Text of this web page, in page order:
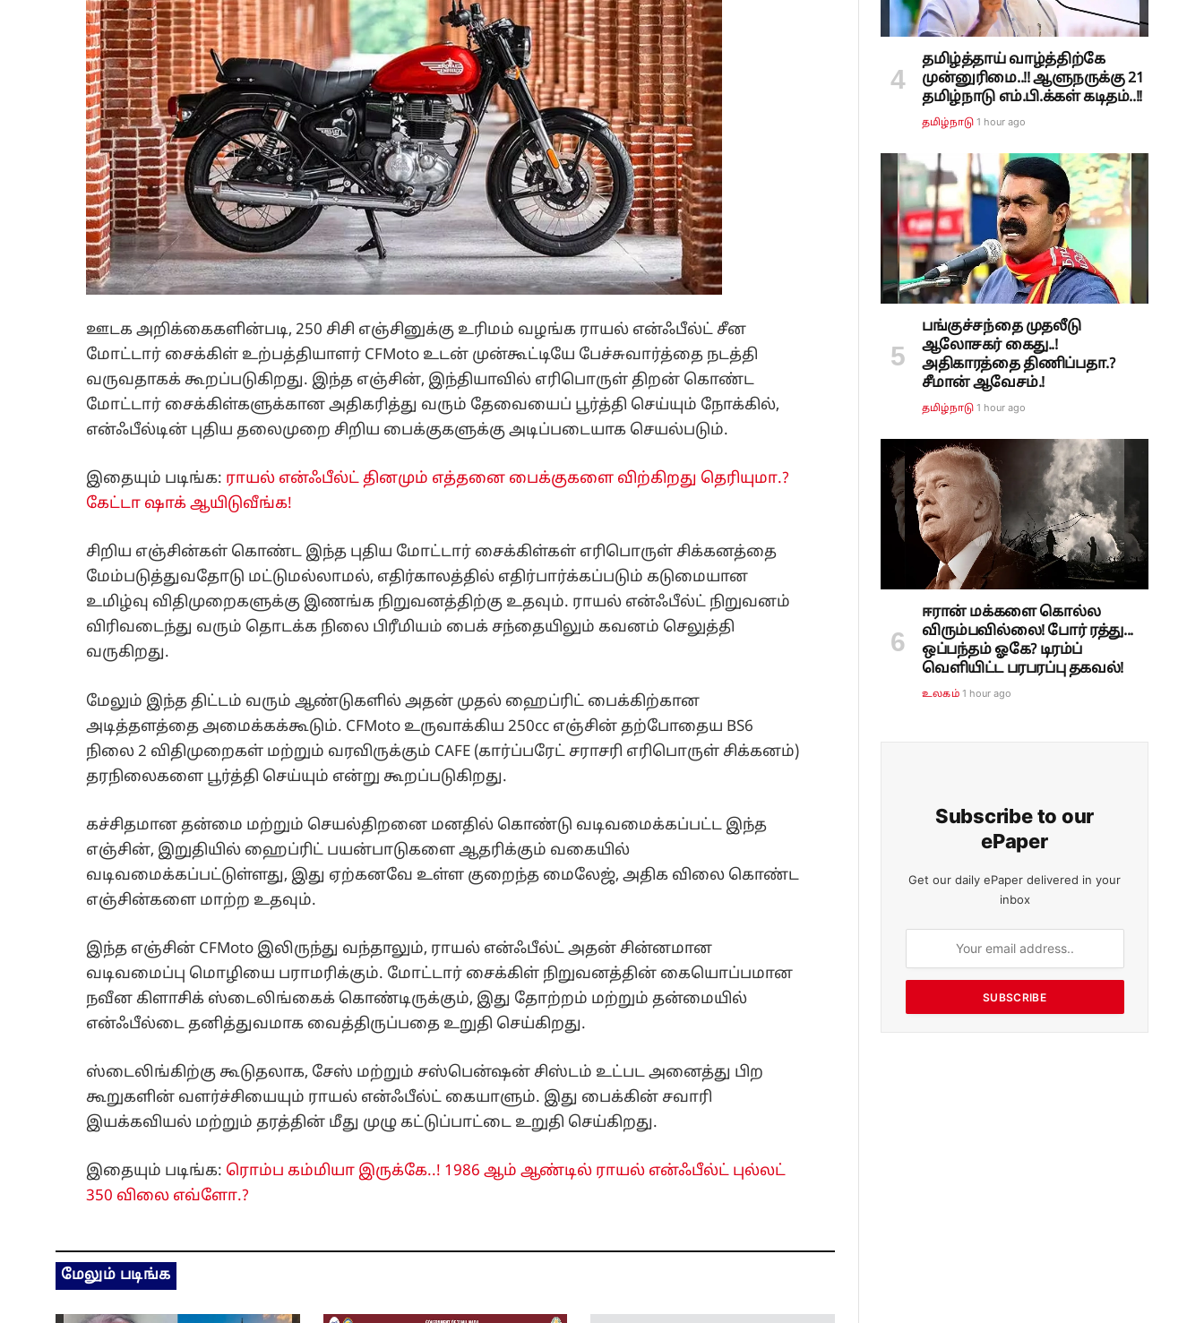
ஊடக அறிக்கைகளின்படி, 250 சிசி எஞ்சினுக்கு உரிமம் வழங்க ராயல் என்ஃபீல்ட் சீன
மோட்டார் சைக்கிள் உற்பத்தியாளர் CFMoto உடன் முன்கூட்டியே பேச்சுவார்த்தை நடத்தி
வருவதாகக் கூறப்படுகிறது. இந்த எஞ்சின், இந்தியாவில் எரிபொருள் திறன் கொண்ட
மோட்டார் சைக்கிள்களுக்கான அதிகரித்து வரும் தேவையைப் பூர்த்தி செய்யும் நோக்கில்,
என்ஃபீல்டின் புதிய தலைமுறை சிறிய பைக்குகளுக்கு அடிப்படையாக செயல்படும்.
இதையும் படிங்க: ராயல் என்ஃபீல்ட் தினமும் எத்தனை பைக்குகளை விற்கிறது தெரியுமா.?
கேட்டா ஷாக் ஆயிடுவீங்க!
சிறிய எஞ்சின்கள் கொண்ட இந்த புதிய மோட்டார் சைக்கிள்கள் எரிபொருள் சிக்கனத்தை
மேம்படுத்துவதோடு மட்டுமல்லாமல், எதிர்காலத்தில் எதிர்பார்க்கப்படும் கடுமையான
உமிழ்வு விதிமுறைகளுக்கு இணங்க நிறுவனத்திற்கு உதவும். ராயல் என்ஃபீல்ட் நிறுவனம்
விரிவடைந்து வரும் தொடக்க நிலை பிரீமியம் பைக் சந்தையிலும் கவனம் செலுத்தி
வருகிறது.
மேலும் இந்த திட்டம் வரும் ஆண்டுகளில் அதன் முதல் ஹைப்ரிட் பைக்கிற்கான
அடித்தளத்தை அமைக்கக்கூடும். CFMoto உருவாக்கிய 250cc எஞ்சின் தற்போதைய BS6
நிலை 2 விதிமுறைகள் மற்றும் வரவிருக்கும் CAFE (கார்ப்பரேட் சராசரி எரிபொருள் சிக்கனம்)
தரநிலைகளை பூர்த்தி செய்யும் என்று கூறப்படுகிறது.
கச்சிதமான தன்மை மற்றும் செயல்திறனை மனதில் கொண்டு வடிவமைக்கப்பட்ட இந்த
எஞ்சின், இறுதியில் ஹைப்ரிட் பயன்பாடுகளை ஆதரிக்கும் வகையில்
வடிவமைக்கப்பட்டுள்ளது, இது ஏற்கனவே உள்ள குறைந்த மைலேஜ், அதிக விலை கொண்ட
எஞ்சின்களை மாற்ற உதவும்.
இந்த எஞ்சின் CFMoto இலிருந்து வந்தாலும், ராயல் என்ஃபீல்ட் அதன் சின்னமான
வடிவமைப்பு மொழியை பராமரிக்கும். மோட்டார் சைக்கிள் நிறுவனத்தின் கையொப்பமான
நவீன கிளாசிக் ஸ்டைலிங்கைக் கொண்டிருக்கும், இது தோற்றம் மற்றும் தன்மையில்
என்ஃபீல்டை தனித்துவமாக வைத்திருப்பதை உறுதி செய்கிறது.
ஸ்டைலிங்கிற்கு கூடுதலாக, சேஸ் மற்றும் சஸ்பென்ஷன் சிஸ்டம் உட்பட அனைத்து பிற
கூறுகளின் வளர்ச்சியையும் ராயல் என்ஃபீல்ட் கையாளும். இது பைக்கின் சவாரி
இயக்கவியல் மற்றும் தரத்தின் மீது முழு கட்டுப்பாட்டை உறுதி செய்கிறது.
இதையும் படிங்க: ரொம்ப கம்மியா இருக்கே..! 1986 ஆம் ஆண்டில் ராயல் என்ஃபீல்ட் புல்லட்
350 விலை எவ்ளோ.?
மேலும் படிங்க
தமிழ்த்தாய் வாழ்த்திற்கே
முன்னுரிமை..!! ஆளுநருக்கு 21
தமிழ்நாடு எம்.பி.க்கள் கடிதம்..!!
தமிழ்நாடு 1 hour ago
பங்குச்சந்தை முதலீடு
ஆலோசகர் கைது..!
அதிகாரத்தை திணிப்பதா.?
சீமான் ஆவேசம்.!
தமிழ்நாடு 1 hour ago
ஈரான் மக்களை கொல்ல
விரும்பவில்லை! போர் ரத்து...
ஒப்பந்தம் ஓகே? டிரம்ப்
வெளியிட்ட பரபரப்பு தகவல்!
உலகம் 1 hour ago
Subscribe to our
ePaper
Get our daily ePaper delivered in your
inbox
SUBSCRIBE